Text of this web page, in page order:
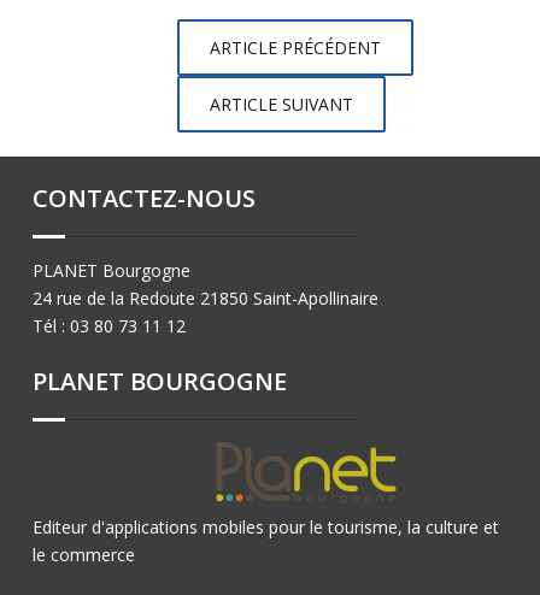
ARTICLE PRÉCÉDENT
ARTICLE SUIVANT
CONTACTEZ-NOUS
PLANET Bourgogne
24 rue de la Redoute 21850 Saint-Apollinaire
Tél : 03 80 73 11 12
PLANET BOURGOGNE
Editeur d'applications mobiles pour le tourisme, la culture et
le commerce